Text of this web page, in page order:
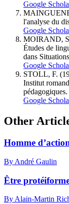
Google
l'analyse du
Google
MOIRAND,
Études de
dans
Google
STOLL, F.
Institut
pédagogiques.
Google
Other
Homme
By André Gaulin
Être
By Alain-Martin